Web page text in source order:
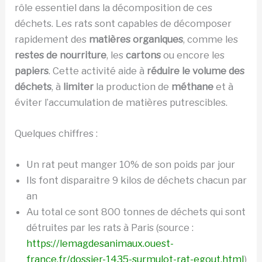
rôle essentiel dans la décomposition de ces
déchets. Les rats sont capables de décomposer
rapidement des matières organiques, comme les
restes de nourriture, lescartons ou encore les
papiers. Cette activité aide à réduire le volume des
déchets, à limiter la production de méthane et à
éviter l’accumulation de matières putrescibles.
Quelques chiffres :
Un rat peut manger 10% de son poids par jour
Ils font disparaitre 9 kilos de déchets chacun par
an
Au total ce sont 800 tonnes de déchets qui sont
détruites par les rats à Paris (source :
https://lemagdesanimaux.ouest-
france.fr/dossier-1435-surmulot-rat-egout.html)